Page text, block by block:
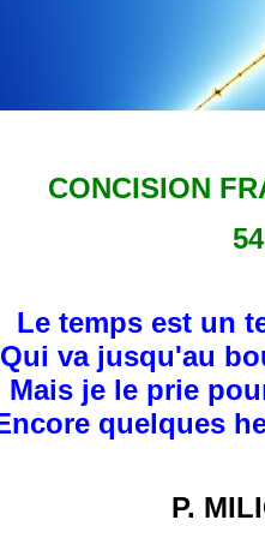
CONCISION
54
Le temps est un
Qui va jusqu'au
Mais je le prie
quelques
P.